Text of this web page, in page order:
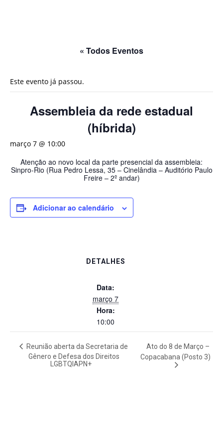
« Todos Eventos
Este evento já passou.
Assembleia da rede estadual
(híbrida)
março 7 @ 10:00
Atenção ao novo local da parte presencial da assembleia:
Sinpro-Rio (Rua Pedro Lessa, 35 – Cinelândia – Auditório Paulo
Freire – 2º andar)
Adicionar ao calendário
DETALHES
Data:
março 7
Hora:
10:00
Reunião aberta da Secretaria de
Gênero e Defesa dos Direitos
LGBTQIAPN+
Ato do 8 de Março –
Copacabana (Posto 3)